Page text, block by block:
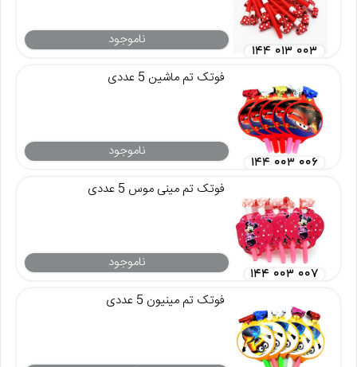
ناموجود
۱۴۴ ۰۱۳ ۰۰۳
فوتک تم ماشین 5 عددی
ناموجود
۱۴۴ ۰۰۳ ۰۰۶
فوتک تم مینی موس 5 عددی
ناموجود
۱۴۴ ۰۰۳ ۰۰۷
فوتک تم مینیون 5 عددی